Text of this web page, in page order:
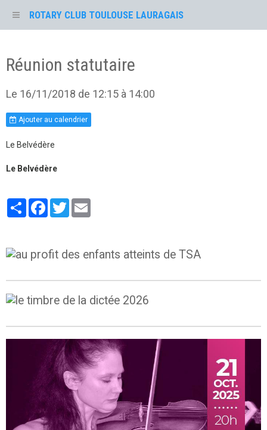
ROTARY CLUB TOULOUSE LAURAGAIS
Réunion statutaire
Le 16/11/2018 de 12:15 à 14:00
Ajouter au calendrier
Le Belvédère
Le Belvédère
PartagerFacebook
Twitter